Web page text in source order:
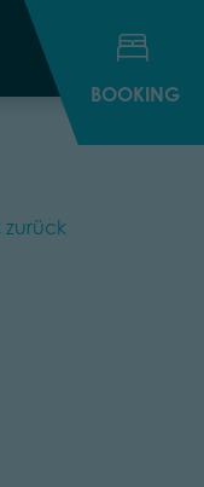
BOOKING
BOOKING
zurück